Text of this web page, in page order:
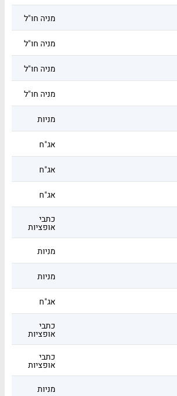
מניה חו"ל
מניה חו"ל
מניה חו"ל
מניה חו"ל
מניות
אג"ח
אג"ח
אג"ח
כתבי
אופציות
מניות
מניות
אג"ח
כתבי
אופציות
כתבי
אופציות
מניות